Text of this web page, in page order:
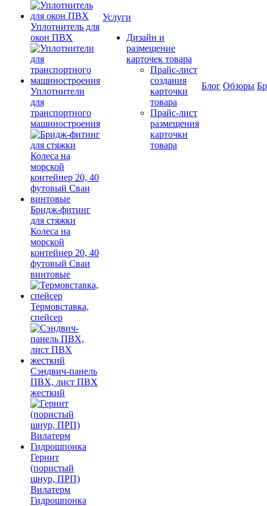
Уплотнитель для
окон ПВХ
Уплотнители
для
транспортного
машиностроения
Бридж-фитинг
для стяжки
Колеса на
морской
контейнер 20, 40
футовый Сваи
винтовые
Термовставка,
спейсер
Сэндвич-панель
ПВХ, лист ПВХ
жесткий
Гернит
(пористый
шнур, ПРП)
Вилатерм
Гидрошпонка
Услуги
Дизайн и
размещение
карточек товара
Прайс-лист
создания
карточки
товара
Прайс-лист
размещения
карточки
товара
Блог Обзоры